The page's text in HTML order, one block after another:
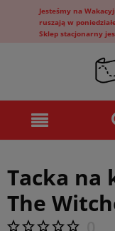
Jesteśmy na
ruszają w
Sklep stacjonarny
Tacka na
The